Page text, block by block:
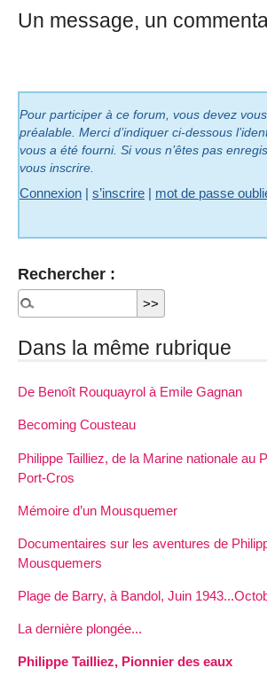
Un message, un
Pour participer à ce forum, vous devez vous enregistrer au
préalable. Merci d’indiquer ci-dessous l’identifiant personnel qui
vous a été fourni. Si vous n’êtes pas enregistré, vous devez
vous inscrire.
Connexion | s’inscrire | mot de passe
Rechercher :
Dans la même rubrique
De Benoît Rouquayrol à Emile Gagnan
Becoming Cousteau
Philippe Tailliez, de la Marine nationale au
Port-Cros
Mémoire d’un Mousquemer
Documentaires sur les aventures de
Mousquemers
Plage de Barry, à Bandol, Juin
La dernière plongée...
Philippe Tailliez, Pionnier des eaux